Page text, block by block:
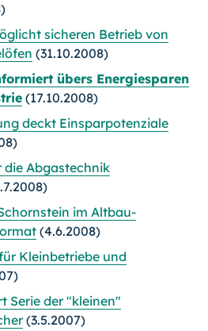
sicheren Betrieb von
(31.10.2008)
übers Energiesparen
(17.10.2008)
deckt Einsparpotenziale
die Abgastechnik
im Altbau-
(4.6.2008)
Kleinbetriebe und
Serie der "kleinen"
(3.5.2007)